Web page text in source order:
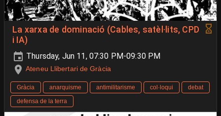
La xarxa de dominació (Cables, satèl·lits, CPD
i IA)
Thursday, Jun 11, 07:30 PM-09:30 PM
Ateneu Llibertari de Gràcia
Gràcia anarquisme antimilitarisme col·loqui
debat
defensa de la terra